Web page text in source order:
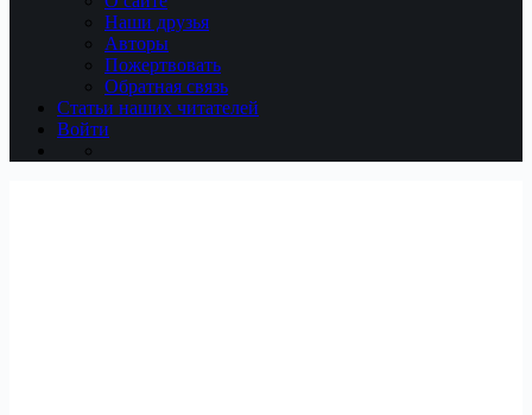
Наши друзья
Авторы
Пожертвовать
Обратная связь
Статьи наших читателей
Войти